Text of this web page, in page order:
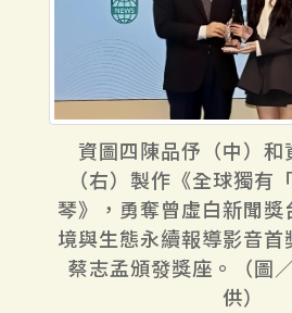
資圖四陳品伃（中）和
（右）製作《全球獨有
琴》，勇奪曾虛白新聞獎
境與生態永續報導影音首
蔡志孟頒發獎座。（圖
供）